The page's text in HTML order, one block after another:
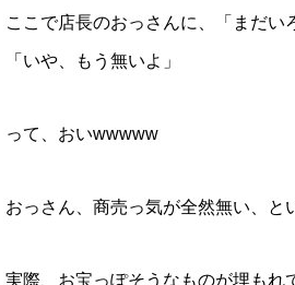
ここで店長のおっさんに、「まだい
「いや、もう無いよ」
って、おいwwwww
おっさん、商売っ気が全然無い、と
実際、お宝っぽそうなものが埋もれ